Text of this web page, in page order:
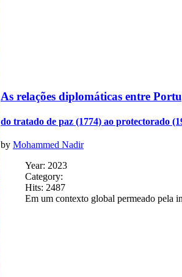
As relações diplomáticas entre
do tratado de paz (1774) ao protectorado
by Mohammed Nadir
Year: 2023
Category:
Hits: 2487
Em um contexto global permeado pela